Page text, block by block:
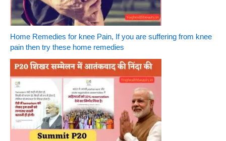
Home Remedies for knee Pain, If you are suffering from knee
pain then try these home remedies